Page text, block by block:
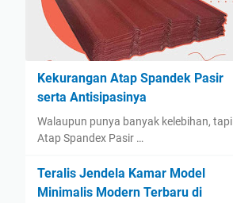
Kekurangan Atap Spandek Pasir
serta Antisipasinya
Walaupun punya banyak kelebihan, tapi
Atap Spandex Pasir …
Teralis Jendela Kamar Model
Minimalis Modern Terbaru di